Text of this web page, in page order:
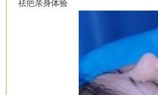
祛疤亲身体验